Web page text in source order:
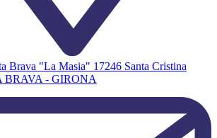
Brava "La Masia" 17246 Santa Cristina
BRAVA - GIRONA